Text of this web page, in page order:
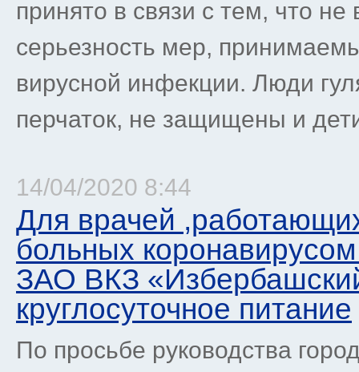
принято в связи с тем, что
серьезность мер,
вирусной инфекции. Люди
перчаток, не защищены и
14/04/2020 8:44
Для врачей
больных
ЗАО ВКЗ
круглосуточное питание
По просьбе руководства